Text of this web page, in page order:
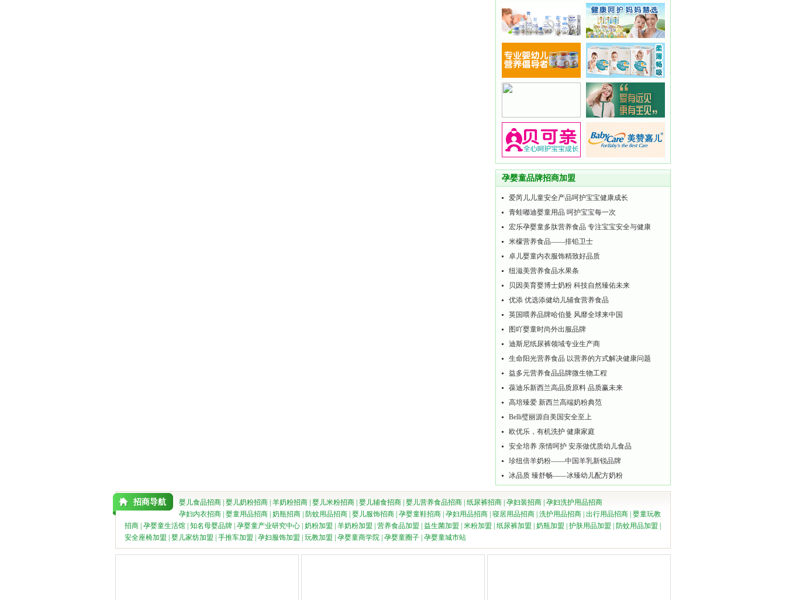
孕婴童品牌招商加盟
爱芮儿儿童安全产品呵护宝宝健康成长
青蛙嘟迪婴童用品 呵护宝宝每一次
宏乐孕婴童多肽营养食品 专注宝宝安全与健康
米檬营养食品——排铅卫士
卓儿婴童内衣服饰精致好品质
纽滋美营养食品水果条
贝因美育婴博士奶粉 科技自然臻佑未来
优添 优选添健幼儿辅食营养食品
英国喂养品牌哈伯曼 风靡全球来中国
图吖婴童时尚外出服品牌
迪斯尼纸尿裤领域专业生产商
生命阳光营养食品 以营养的方式解决健康问题
益多元营养食品品牌微生物工程
葆迪乐新西兰高品质原料 品质赢未来
高培臻爱 新西兰高端奶粉典范
Belli璧丽源自美国安全至上
欧优乐，有机洗护 健康家庭
安全培养 亲情呵护 安亲做优质幼儿食品
珍纽倍羊奶粉——中国羊乳新锐品牌
冰品质 臻舒畅——冰臻幼儿配方奶粉
招商导航 婴儿食品招商 婴儿奶粉招商 羊奶粉招商 婴儿米粉招商 婴儿辅食招商 婴儿营养食品招商 纸尿裤招商 孕妇装招商 孕妇洗护用品招商
孕妇内衣招商 婴童用品招商 奶瓶招商 防蚊用品招商 婴儿服饰招商 孕婴童鞋招商 孕妇用品招商 寝居用品招商 洗护用品招商 出行用品招商 婴童玩教
招商 孕婴童生活馆 知名母婴品牌 孕婴童产业研究中心 奶粉加盟 羊奶粉加盟 营养食品加盟 益生菌加盟 米粉加盟 纸尿裤加盟 奶瓶加盟 护肤用品加盟 防蚊用品加盟
安全座椅加盟
婴儿家纺加盟 手推车加盟 孕妇服饰加盟 玩教加盟 孕婴童商学院 孕婴童圈子 孕婴童城市站